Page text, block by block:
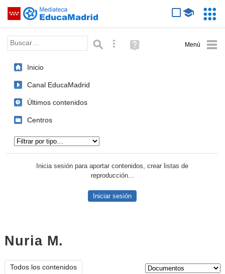
Saltar navegación
Palabra o frase: Búsqueda avanzada
Ayuda
(en
Inicio
Canal EducaMadrid
Últimos contenidos
Centros
Inicia sesión para aportar contenidos, crear listas de
reproducción...
Iniciar sesión
Nuria M.
Todos los contenidos